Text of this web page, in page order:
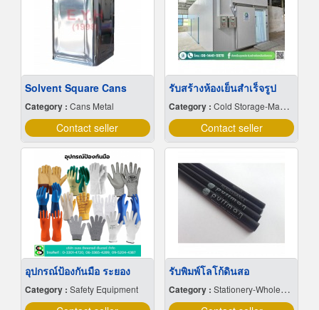
Solvent Square Cans
Category : Cans Metal
Contact seller
รับสร้างห้องเย็นสำเร็จรูป
Category : Cold Storage-Manufacturers & Installation Designer
Contact seller
อุปกรณ์ป้องกันมือ ระยอง
Category : Safety Equipment
รับพิมพ์โลโก้ดินสอ
Category : Stationery-Wholesale & Manufacturers